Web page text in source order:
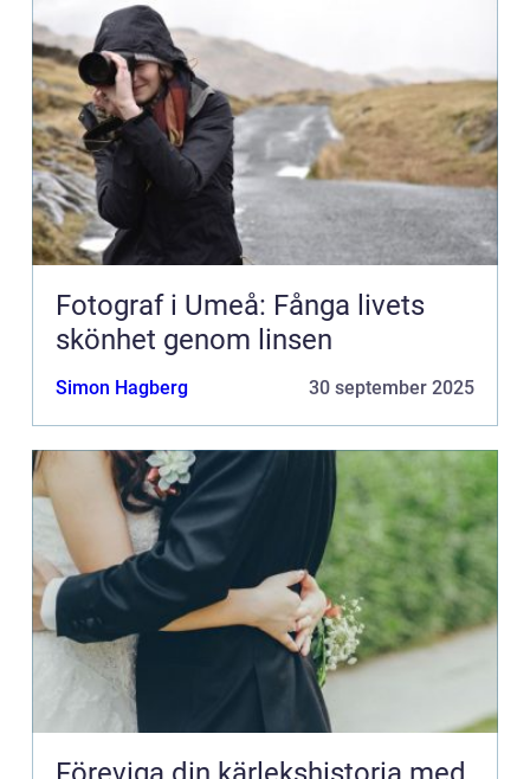
Fotograf i Umeå: Fånga livets
skönhet genom linsen
Simon Hagberg 30 september 2025